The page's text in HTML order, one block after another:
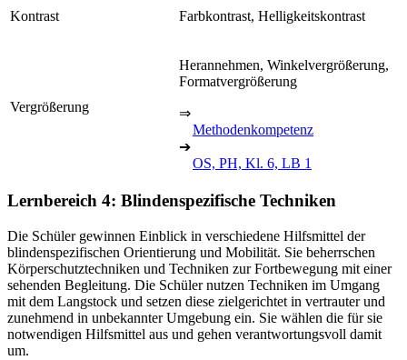
Kontrast Farbkontrast, Helligkeitskontrast
Vergrößerung
Herannehmen, Winkelvergrößerung,
Formatvergrößerung
⇒
Methodenkompetenz
➔
OS, PH, Kl. 6, LB 1
Lernbereich 4: Blindenspezifische Techniken
Die Schüler gewinnen Einblick in verschiedene Hilfsmittel der
blindenspezifischen Orientierung und Mobilität. Sie beherrschen
Körperschutztechniken und Techniken zur Fortbewegung mit einer
sehenden Begleitung. Die Schüler nutzen Techniken im Umgang
mit dem Langstock und setzen diese zielgerichtet in vertrauter und
zunehmend in unbekannter Umgebung ein. Sie wählen die für sie
notwendigen Hilfsmittel aus und gehen verantwortungsvoll damit
um.